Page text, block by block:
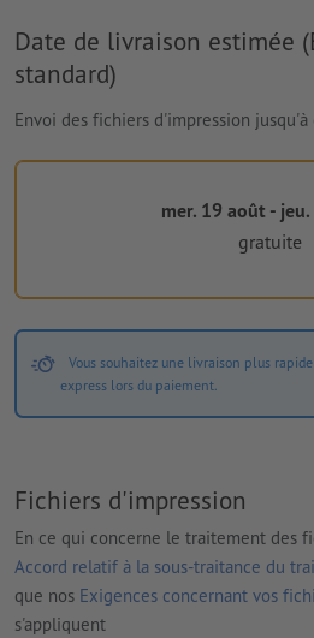
Date de livraison estimée
standard)
Envoi des fichiers d'impression
mer. 19 août -
gratuite
Vous souhaitez une livraison plus
express lors du paiement.
Fichiers d'impression
En ce qui concerne le traitement des
Accord relatif à la sous-traitance du
que nos Exigences concernant vos
s'appliquent